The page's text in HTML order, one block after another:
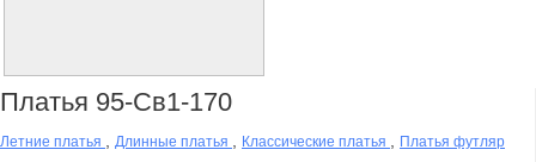
Платья 95-Св1-170
Летние платья Длинные платья Классические платья Платья футляр